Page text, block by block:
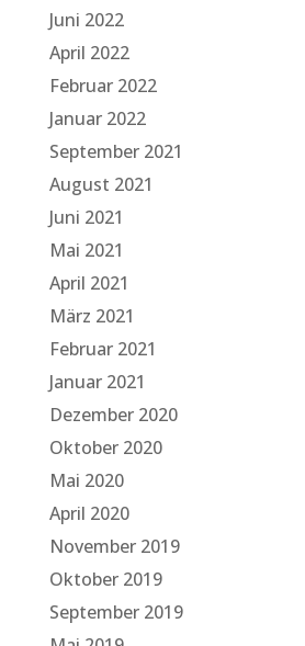
Juni 2022
April 2022
Februar 2022
Januar 2022
September 2021
August 2021
Juni 2021
Mai 2021
April 2021
März 2021
Februar 2021
Januar 2021
Dezember 2020
Oktober 2020
Mai 2020
April 2020
November 2019
Oktober 2019
September 2019